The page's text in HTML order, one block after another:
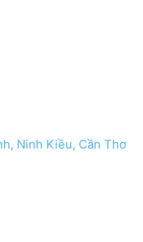
Ninh Kiều, Cần Thơ